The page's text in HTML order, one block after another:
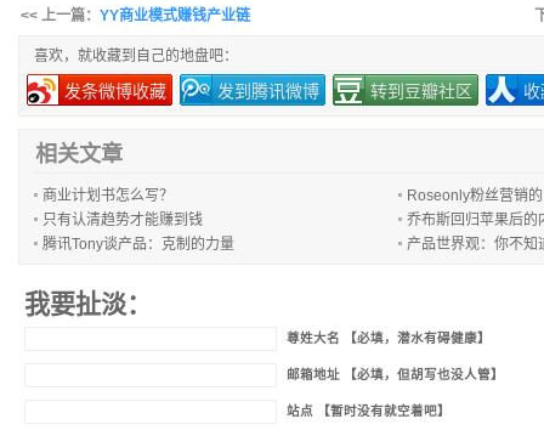
<< 上一篇： YY商业模式赚钱产业链
喜欢，就收藏到自己的地盘吧：
发条微博收藏 发到腾讯微博 转到豆瓣社区
相关文章
商业计划书怎么写？
Roseonly粉丝营销
只有认清趋势才能赚到钱
乔布斯回归苹果后的
腾讯Tony谈产品：克制的力量
产品世界观：你不知
我要扯淡：
尊姓大名 【必填，潜水有碍健康】
邮箱地址 【必填，但胡写也没人管】
站点 【暂时没有就空着吧】